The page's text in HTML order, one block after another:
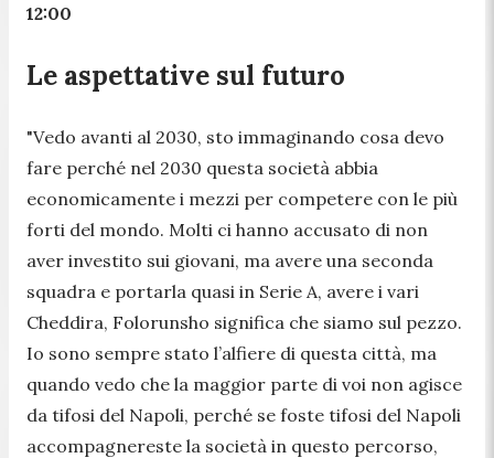
12:00
Le aspettative sul futuro
"Vedo avanti al 2030, sto immaginando cosa devo
fare perché nel 2030 questa società abbia
economicamente i mezzi per competere con le più
forti del mondo. Molti ci hanno accusato di non
aver investito sui giovani, ma avere una seconda
squadra e portarla quasi in Serie A, avere i vari
Cheddira, Folorunsho significa che siamo sul pezzo.
Io sono sempre stato l’alfiere di questa città, ma
quando vedo che la maggior parte di voi non agisce
da tifosi del Napoli, perché se foste tifosi del Napoli
accompagnereste la società in questo percorso,